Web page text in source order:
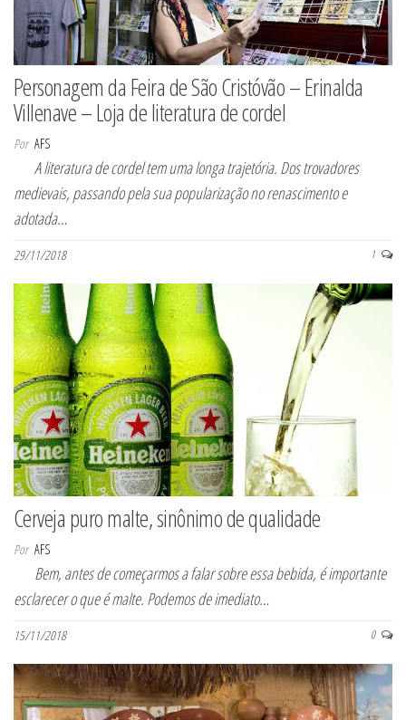
Personagem da Feira de São Cristóvão – Erinalda
Villenave – Loja de literatura de cordel
Por AFS
A literatura de cordel tem uma longa trajetória. Dos trovadores
medievais, passando pela sua popularização no renascimento e
adotada…
29/11/2018 1
Cerveja puro malte, sinônimo de qualidade
Por AFS
Bem, antes de começarmos a falar sobre essa bebida, é importante
esclarecer o que é malte. Podemos de imediato…
15/11/2018 0